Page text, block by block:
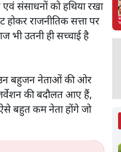
संसाधनों को हथिया रखा
राजनीतिक सत्ता पर
भी उतनी ही सच्चाई है
उन बहुजन नेताओं की ओर
की बदौलत आए हैं,
बहुत कम नेता होंगे जो